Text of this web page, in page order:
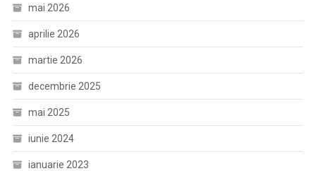
mai 2026
aprilie 2026
martie 2026
decembrie 2025
mai 2025
iunie 2024
ianuarie 2023